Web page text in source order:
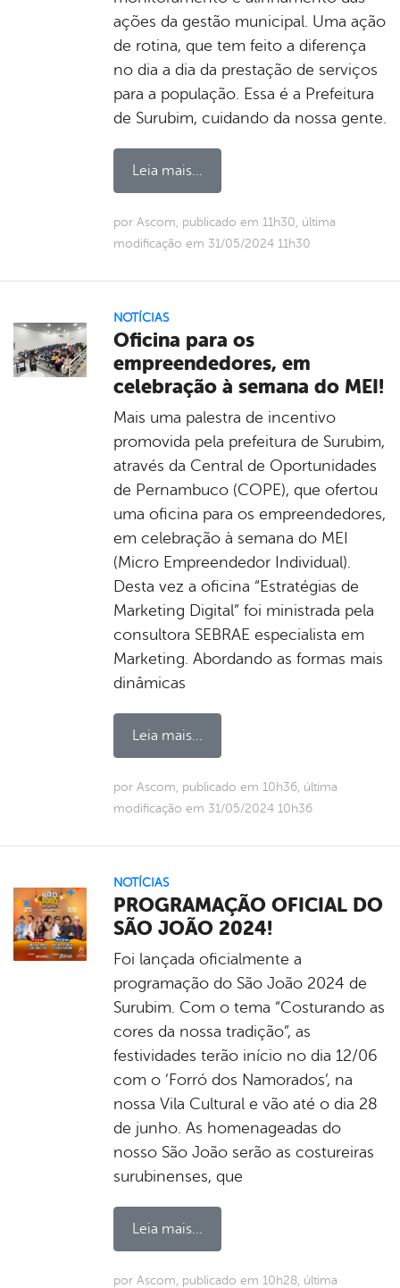
ações da gestão municipal. Uma ação
de rotina, que tem feito a diferença
no dia a dia da prestação de serviços
para a população. Essa é a Prefeitura
de Surubim, cuidando da nossa gente.
Leia mais...
por Ascom, publicado em 11h30, última
modificação em 31/05/2024 11h30
NOTÍCIAS
Oficina para os
empreendedores, em
celebração à semana do MEI!
Mais uma palestra de incentivo
promovida pela prefeitura de Surubim,
através da Central de Oportunidades
de Pernambuco (COPE), que ofertou
uma oficina para os empreendedores,
em celebração à semana do MEI
(Micro Empreendedor Individual).
Desta vez a oficina “Estratégias de
Marketing Digital” foi ministrada pela
consultora SEBRAE especialista em
Marketing. Abordando as formas mais
dinâmicas
Leia mais...
por Ascom, publicado em 10h36, última
modificação em 31/05/2024 10h36
NOTÍCIAS
PROGRAMAÇÃO OFICIAL DO
SÃO JOÃO 2024!
Foi lançada oficialmente a
programação do São João 2024 de
Surubim. Com o tema “Costurando as
cores da nossa tradição”, as
festividades terão início no dia 12/06
com o ‘Forró dos Namorados’, na
nossa Vila Cultural e vão até o dia 28
de junho. As homenageadas do
nosso São João serão as costureiras
surubinenses, que
Leia mais...
por Ascom, publicado em 10h28, última